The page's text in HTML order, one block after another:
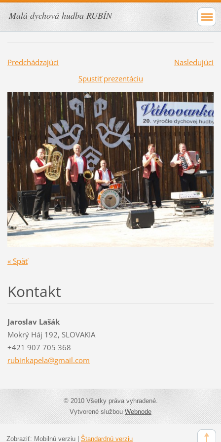
Malá dychová hudba RUBÍN
Predchádzajúci
Nasledujúci
Spustiť prezentáciu
« Späť
Kontakt
Jaroslav Lašák
Mokrý Háj 192, SLOVAKIA
+421 907 705 368
rubinkapela@gmail.com
© 2010 Všetky práva vyhradené.
Vytvorené službouWebnode
Zobraziť: Mobilnú verziu| Štandardnú verziu